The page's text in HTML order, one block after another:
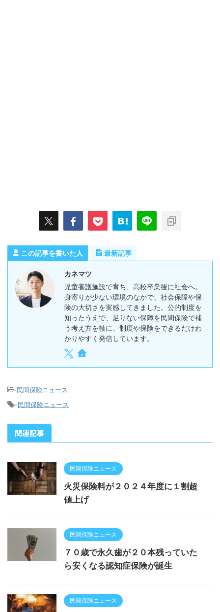
この記事を書いた人 最新記事
カネマツ
児童養護施設で育ち、高校卒業後に社会へ。
身寄りが少ない環境のなかで、社会保障や保
険の大切さを実感してきました。公的制度を
知ったうえで、足りない保障を民間保険で補
う考え方を軸に、制度や保険をできるだけわ
かりやすく発信しています。
-民間保険ニュース
-民間保険ニュース
関連記事
民間保険ニュース
火災保険料が２０２４年度に１割超
値上げ
民間保険ニュース
７０歳で永久歯が２０本残っていた
ら安くなる認知症保険が誕生
民間保険ニュース